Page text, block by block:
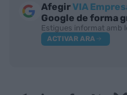
AfegirVIA
Google de forma
Estigues informat amb
ACTIVAR ARA